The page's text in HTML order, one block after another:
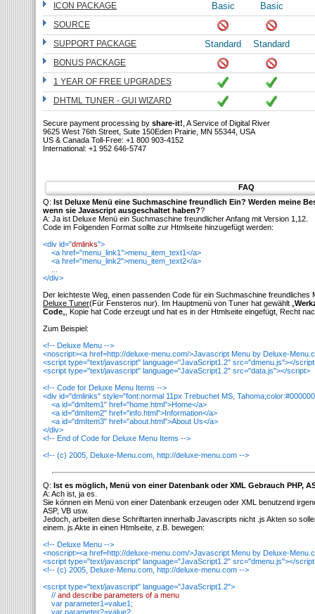
ICON PACKAGE Basic Basic
SOURCE
SUPPORT PACKAGE
Standard Standard
BONUS PACKAGE
1 YEAR OF FREE UPGRADES
DHTML TUNER - GUI WIZARD
Secure payment processing by share-it! , A Service of Digital River
9625 West 76th Street, Suite 150Eden Prairie, MN 55344, USA
US & Canada Toll-Free: +1 800 903-4152
International: +1 952 646-5747
FAQ
Q: Ist Deluxe Menü eine Suchmaschine freundlich Ein? Werden meine
wenn sie Javascript ausgeschaltet haben??
A: Ja ist Deluxe Menü ein Suchmaschine freundlicher Anfang mit Version 1,12.
Code im Folgenden Format sollte zur Htmlseite hinzugefügt werden:
<div id="dmlinks">
<a href="menu_link1">menu_item_text1</a>
<a href="menu_link2">menu_item_text2</a>
</div>
Der leichteste Weg, einen passenden Code für ein Suchmaschine freundliches
Deluxe Tuner(Für Fensteros nur). Im Hauptmenü von Tuner hat gewählt „
Code „, Kopie hat Code erzeugt und hat es in der Htmlseite eingefügt, Recht
Zum Beispiel:
<!-- Deluxe Menu -->
<noscript><a href=http://deluxe-menu.com/>Javascript Menu by Deluxe-
<script type="text/javascript" language="JavaScript1.2" src="dmenu.js"></
<script type="text/javascript" language="JavaScript1.2" src="data.js"></script>
<!-- Code for Deluxe Menu Items -->
<div id="dmlinks" style="font:normal 11px Trebuchet MS,
<a id="dmItem1" href="home.html">Home</a>
<a id="dmItem2" href="info.html">Information</a>
<a id="dmItem3" href="about.html">About Us</a>
</div>
<!-- End of Code for Deluxe Menu Items -->
<!-- (c) 2005, Deluxe-Menu.com, http://deluxe-menu.com -->
Q: Ist es möglich, Menü von einer Datenbank oder XML Gebrauch PHP,
A: Ach ist, ja es.
Sie können ein Menü von einer Datenbank erzeugen oder XML benutzend
ASP, VB usw.
Jedoch, arbeiten diese Schriftarten innerhalb Javascripts nicht .js Akten so
einem. js Akte in einen Htmlseite, z.B. bewegen:
<!-- Deluxe Menu -->
<noscript><a href=http://deluxe-menu.com/>Javascript Menu by Deluxe-
<script type="text/javascript" language="JavaScript1.2" src="dmenu.js"></
<!-- (c) 2005, Deluxe-Menu.com, http://deluxe-menu.com -->
<script type="text/javascript" language="JavaScript1.2">
// and describe parameters of a menu
var parameter1=value1;
var parameter2=value2;